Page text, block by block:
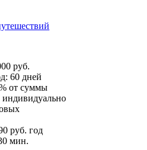
руб.
60 дней
от суммы
руб. год
мин.